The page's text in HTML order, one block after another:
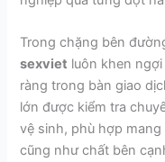
Trong chặng bên
sexviet luôn khen
ràng trong bàn giao
lớn được kiểm tra
vệ sinh, phù hợp
cũng như chất bên